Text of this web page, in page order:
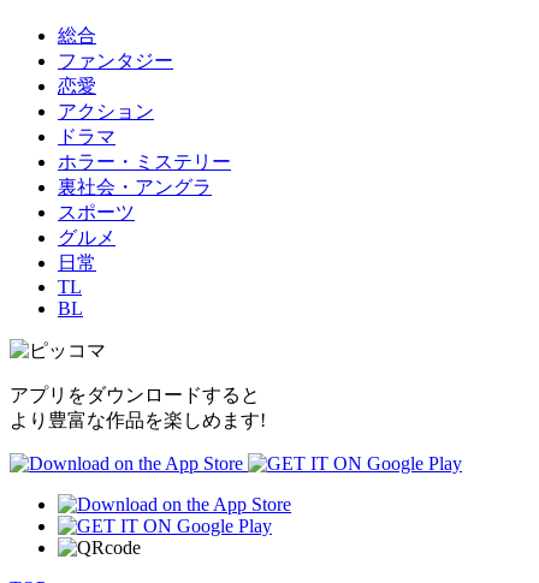
総合
ファンタジー
恋愛
アクション
ドラマ
ホラー・ミステリー
裏社会・アングラ
スポーツ
グルメ
日常
TL
BL
アプリをダウンロードすると
より豊富な作品を楽しめます!